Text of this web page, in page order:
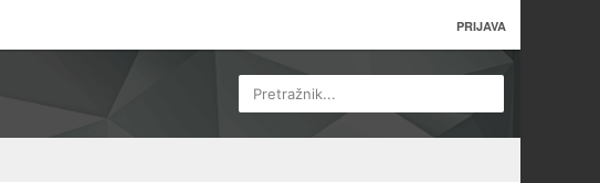
PRIJAVA
Pretražnik...